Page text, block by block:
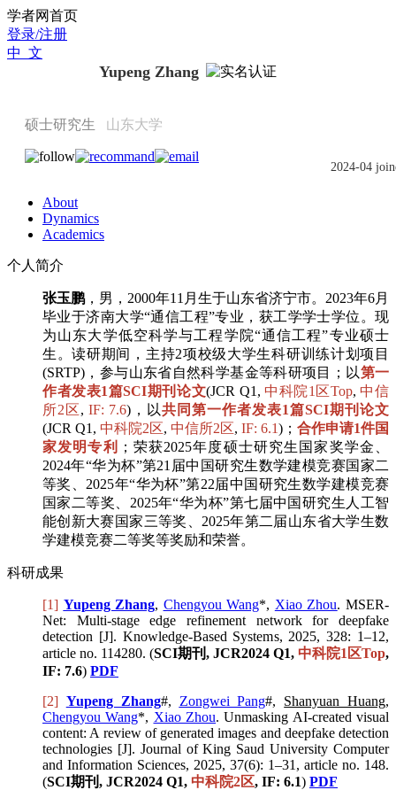
学者网首页
登录/注册
中 文
Yupeng Zhang
硕士研究生 山东大学
2024-04
About
Dynamics
Academics
个人简介
张玉鹏，男，2000年11月生于山东省济宁市。2023年6月
毕业于济南大学“通信工程”专业，获工学学士学位。现
为山东大学低空科学与工程学院“通信工程”专业硕士
生。读研期间，主持2项校级大学生科研训练计划项目
(SRTP)，参与山东省自然科学基金等科研项目；以第一
作者发表1篇SCI期刊论文(JCR Q1,中科院1区Top,中信
所2区, IF: 7.6)，以共同第一作者发表1篇SCI期刊论文
(JCR Q1, 中科院2区, 中信所2区, IF: 6.1)； 合作申请1件国
家发明专利
；荣获2025年度硕士研究生国家奖学金、
2024年“华为杯”第21届中国研究生数学建模竞赛国家二
等奖、2025年“华为杯”第22届中国研究生数学建模竞赛
国家二等奖、2025年“华为杯”第七届中国研究生人工智
能创新大赛国家三等奖、2025年第二届山东省大学生数
学建模竞赛二等奖等奖励和荣誉。
科研成果
[1] Yupeng Zhang, Chengyou Wang*, Xiao Zhou. MSER-
Net: Multi-stage edge refinement network for deepfake
detection [J]. Knowledge-Based Systems, 2025, 328: 1–12,
article no. 114280. (SCI期刊, JCR2024 Q1, 中科院1区Top,
IF: 7.6) PDF
[2] Yupeng Zhang#, Zongwei Pang#, Shanyuan Huang,
Chengyou Wang*, Xiao Zhou. Unmasking AI-created visual
content: A review of generated images and deepfake detection
technologies [J]. Journal of King Saud University Computer
and Information Sciences, 2025, 37(6): 1–31, article no. 148.
(SCI期刊, JCR2024 Q1, 中科院2区, IF: 6.1) PDF